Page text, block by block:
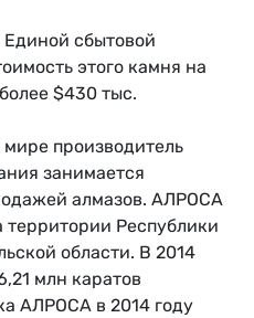
сбытовой
этого камня на
$430 тыс.
производитель
занимается
алмазов. АЛРОСА
территории Республики
области. В 2014
млн каратов
АЛРОСА в 2014 году